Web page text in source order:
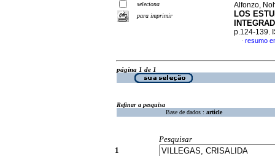
seleciona
para imprimir
Alfonzo,
LOS
p.124-139.
· resumo
página 1 de 1
Refinar a pesquisa
Base de dados : article
Pesquisar
1